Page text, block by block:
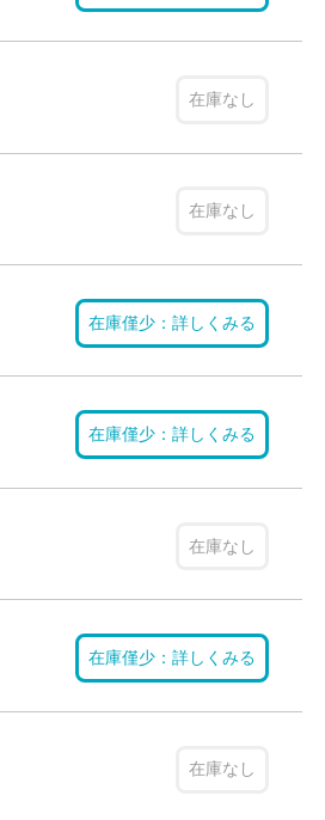
在庫なし
在庫なし
在庫僅少：詳しくみる
在庫僅少：詳しくみる
在庫なし
在庫僅少：詳しくみる
在庫なし